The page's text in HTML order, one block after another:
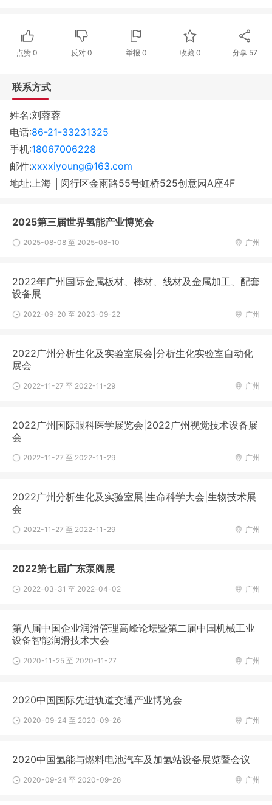
点赞0 反对 0 举报 0 收藏 0 分享 57
联系方式
姓名:刘蓉蓉
电话:86-21-33231325
手机:18067006228
邮件:xxxxiyoung@163.com
地址:上海 │闵行区金雨路55号虹桥525创意园A座4F
2025第三届世界氢能产业博览会
广州
2025-08-08 至 2025-08-10
2022年广州国际金属板材、棒材、线材及金属加工、配套
设备展
广州
2022-09-20 至 2023-09-22
2022广州分析生化及实验室展会|分析生化实验室自动化
展会
广州
2022-11-27 至 2022-11-29
2022广州国际眼科医学展览会|2022广州视觉技术设备展
会
广州
2022-11-27 至 2022-11-29
2022广州分析生化及实验室展|生命科学大会|生物技术展
会
广州
2022-11-27 至 2022-11-29
2022第七届广东泵阀展
广州
2022-03-31 至 2022-04-02
第八届中国企业润滑管理高峰论坛暨第二届中国机械工业
设备智能润滑技术大会
广州
2020-11-25 至 2020-11-27
2020中国国际先进轨道交通产业博览会
广州
2020-09-24 至 2020-09-26
2020中国氢能与燃料电池汽车及加氢站设备展览暨会议
广州
2020-09-24 至 2020-09-26